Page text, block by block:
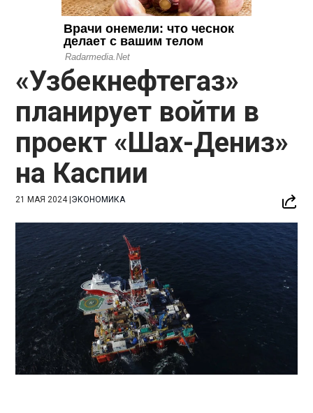
«Узбекнефтегаз»
планирует войти в
проект «Шах-Дениз»
на Каспии
21 МАЯ 2024|ЭКОНОМИКА